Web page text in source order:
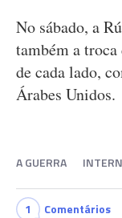
No sábado, a
também a
de cada lado,
Árabes Unidos.
A GUERRA
1 Comentários